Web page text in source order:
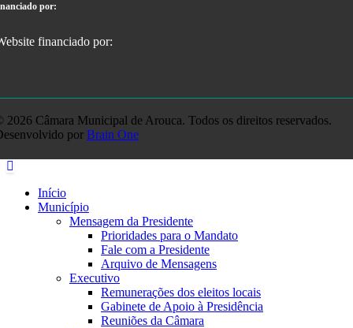
por:
2026 Câmara Municipal de Arouca. Todos os direitos reservados.
por Brain One
Início
Município
Mensagem da Presidente
Prioridades para o Mandato
Fale com a Presidente
Arquivo de Mensagens
Executivo
Remunerações dos eleitos locais
Gabinete de Apoio à Presidência
Reuniões da Câmara